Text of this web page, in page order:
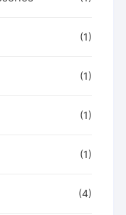
(1)
(1)
(1)
(1)
(4)